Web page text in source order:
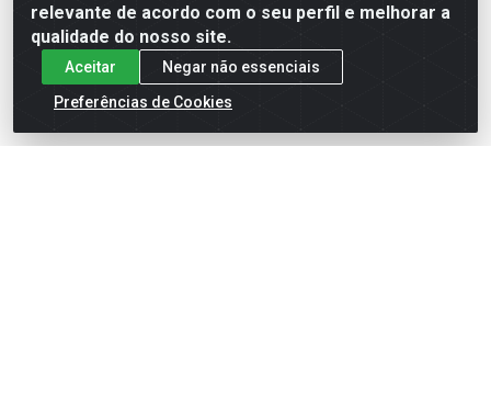
relevante de acordo com o seu perfil e melhorar a
qualidade do nosso site.
Aceitar
Negar não essenciais
Preferências de Cookies